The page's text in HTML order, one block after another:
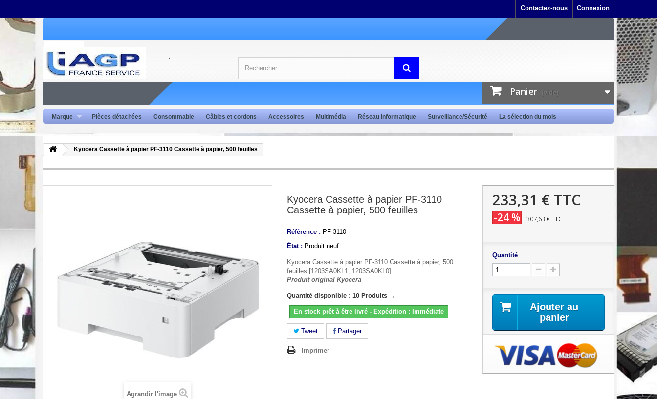
Connexion
Contactez-nous
Panier (vide)
Marque Pièces détachées Consommable Câbles et cordons Accessoires Multimédia Réseau informatique Surveillance/Sécurité La sélection du mois
Kyocera Cassette à papier PF-3110 Cassette à papier, 500 feuilles
Agrandir l'image
Kyocera Cassette à papier PF-3110
Cassette à papier, 500 feuilles
Référence : PF-3110
État : Produit neuf
Kyocera Cassette à papier PF-3110 Cassette à papier, 500
feuilles [1203SA0KL1, 1203SA0KL0]
Produit original Kyocera
Quantité disponible : 10 Produits →
En stock prêt à être livré - Expédition : Immédiate
Tweet Partager
Imprimer
233,31 € TTC
-24 % 307,63 €TTC
Quantité
Ajouter au
panier